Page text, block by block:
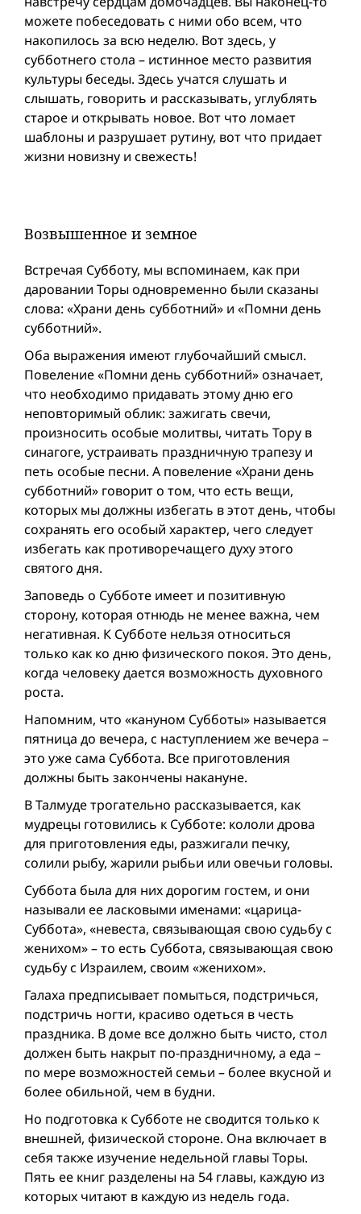
можете побеседовать с ними обо всем, что
накопилось за всю неделю. Вот здесь, у
субботнего стола – истинное место развития
культуры беседы. Здесь учатся слушать и
слышать, говорить и рассказывать, углублять
старое и открывать новое. Вот что ломает
шаблоны и разрушает рутину, вот что придает
жизни новизну и свежесть!
Возвышенное и земное
Встречая Субботу, мы вспоминаем, как при
даровании Торы одновременно были сказаны
слова: «Храни день субботний» и «Помни день
субботний».
Оба выражения имеют глубочайший смысл.
Повеление «Помни день субботний» означает,
что необходимо придавать этому дню его
неповторимый облик: зажигать свечи,
произносить особые молитвы, читать Тору в
синагоге, устраивать праздничную трапезу и
петь особые песни. А повеление «Храни день
субботний» говорит о том, что есть вещи,
которых мы должны избегать в этот день, чтобы
сохранять его особый характер, чего следует
избегать как противоречащего духу этого
святого дня.
Заповедь о Субботе имеет и позитивную
сторону, которая отнюдь не менее важна, чем
негативная. К Субботе нельзя относиться
только как ко дню физического покоя. Это день,
когда человеку дается возможность духовного
роста.
Напомним, что «кануном Субботы» называется
пятница до вечера, с наступлением же вечера –
это уже сама Суббота. Все приготовления
должны быть закончены накануне.
В Талмуде трогательно рассказывается, как
мудрецы готовились к Субботе: кололи дрова
для приготовления еды, разжигали печку,
солили рыбу, жарили рыбьи или овечьи головы.
Суббота была для них дорогим гостем, и они
называли ее ласковыми именами: «царица-
Суббота», «невеста, связывающая свою судьбу с
женихом» – то есть Суббота, связывающая свою
судьбу с Израилем, своим «женихом».
Галаха предписывает помыться, подстричься,
подстричь ногти, красиво одеться в честь
праздника. В доме все должно быть чисто, стол
должен быть накрыт по-праздничному, а еда –
по мере возможностей семьи – более вкусной и
более обильной, чем в будни.
Но подготовка к Субботе не сводится только к
внешней, физической стороне. Она включает в
себя также изучение недельной главы Торы.
Пять ее книг разделены на 54 главы, каждую из
которых читают в каждую из недель года.